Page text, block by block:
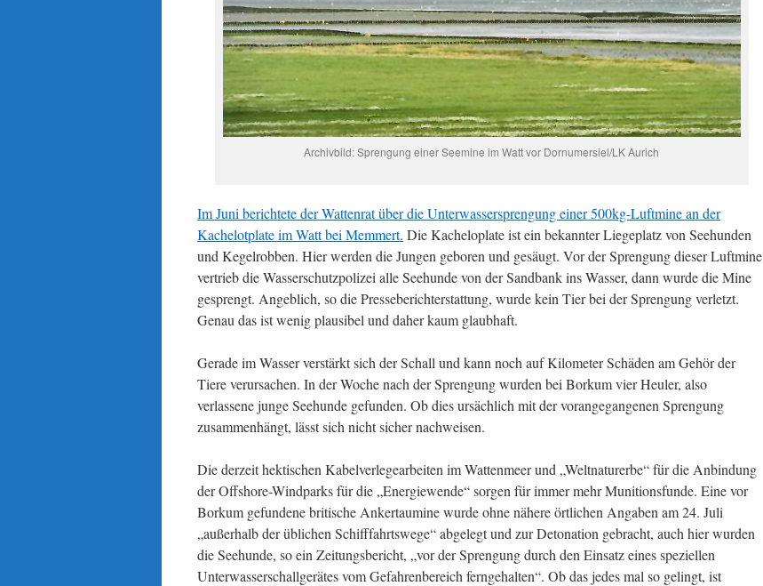
Archivbild: Sprengung einer Seemine im Watt vor Dornumersiel/LK Aurich
Im Juni berichtete der Wattenrat über die Unterwassersprengung einer 500kg-Luftmine an der
Kachelotplate im Watt bei Memmert. Die Kacheloplate ist ein bekannter Liegeplatz von Seehunden
und Kegelrobben. Hier werden die Jungen geboren und gesäugt. Vor der Sprengung dieser Luftmine
vertrieb die Wasserschutzpolizei alle Seehunde von der Sandbank ins Wasser, dann wurde die Mine
gesprengt. Angeblich, so die Presseberichterstattung, wurde kein Tier bei der Sprengung verletzt.
Genau das ist wenig plausibel und daher kaum glaubhaft.
Gerade im Wasser verstärkt sich der Schall und kann noch auf Kilometer Schäden am Gehör der
Tiere verursachen. In der Woche nach der Sprengung wurden bei Borkum vier Heuler, also
verlassene junge Seehunde gefunden. Ob dies ursächlich mit der vorangegangenen Sprengung
zusammenhängt, lässt sich nicht sicher nachweisen.
Die derzeit hektischen Kabelverlegearbeiten im Wattenmeer und „Weltnaturerbe“ für die Anbindung
der Offshore-Windparks für die „Energiewende“ sorgen für immer mehr Munitionsfunde. Eine vor
Borkum gefundene britische Ankertaumine wurde ohne nähere örtlichen Angaben am 24. Juli
„außerhalb der üblichen Schifffahrtswege“ abgelegt und zur Detonation gebracht, auch hier wurden
die Seehunde, so ein Zeitungsbericht, „vor der Sprengung durch den Einsatz eines speziellen
Unterwasserschallgerätes vom Gefahrenbereich ferngehalten“. Ob das jedes mal so gelingt, ist